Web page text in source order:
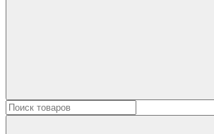
Искать: